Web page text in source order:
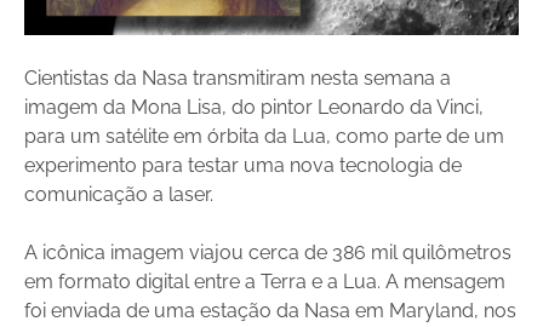
Cientistas da Nasa transmitiram nesta semana a
imagem da Mona Lisa, do pintor Leonardo da Vinci,
para um satélite em órbita da Lua, como parte de um
experimento para testar uma nova tecnologia de
comunicação a laser.
A icônica imagem viajou cerca de 386 mil quilômetros
em formato digital entre a Terra e a Lua. A mensagem
foi enviada de uma estação da Nasa em Maryland, nos